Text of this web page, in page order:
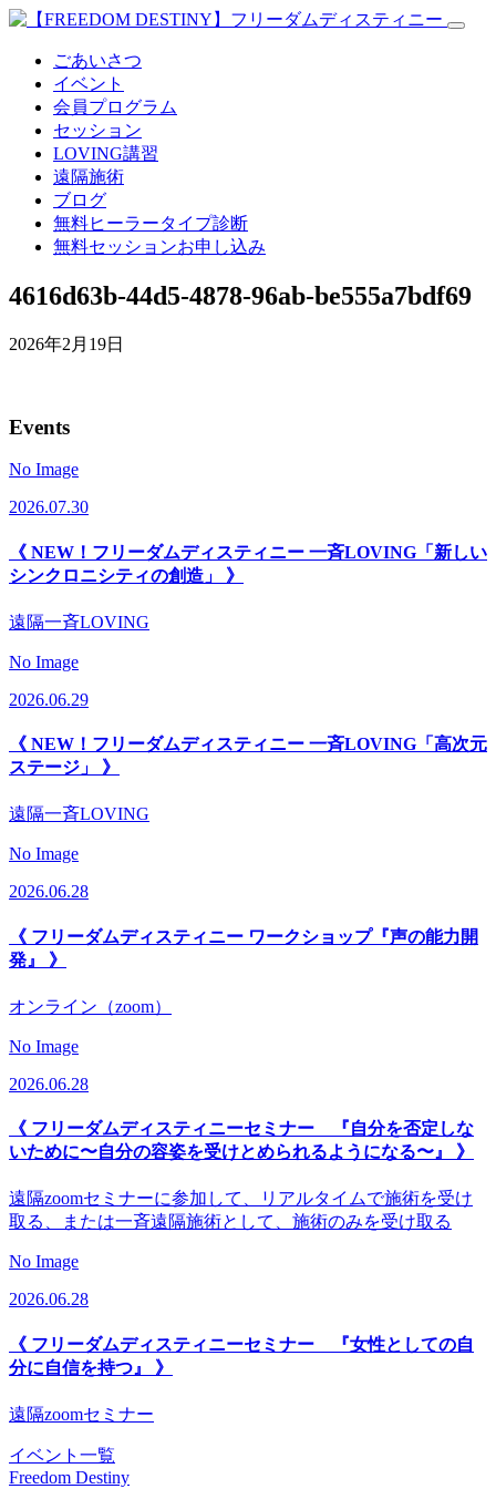
ごあいさつ
イベント
会員プログラム
セッション
LOVING講習
遠隔施術
ブログ
無料ヒーラータイプ診断
無料セッションお申し込み
4616d63b-44d5-4878-96ab-be555a7bdf69
2026年2月19日
Events
No Image
2026.07.30
《 NEW！フリーダムディスティニー 一斉LOVING「新しい
シンクロニシティの創造」 》
遠隔一斉LOVING
No Image
2026.06.29
《 NEW！フリーダムディスティニー 一斉LOVING「高次元
ステージ」 》
遠隔一斉LOVING
No Image
2026.06.28
《 フリーダムディスティニー ワークショップ『声の能力開
発』 》
オンライン（zoom）
No Image
2026.06.28
《 フリーダムディスティニーセミナー 『自分を否定しな
いために〜自分の容姿を受けとめられるようになる〜』 》
遠隔zoomセミナーに参加して、リアルタイムで施術を受け
取る、または一斉遠隔施術として、施術のみを受け取る
No Image
2026.06.28
《 フリーダムディスティニーセミナー 『女性としての自
分に自信を持つ』 》
遠隔zoomセミナー
イベント一覧
Freedom Destiny